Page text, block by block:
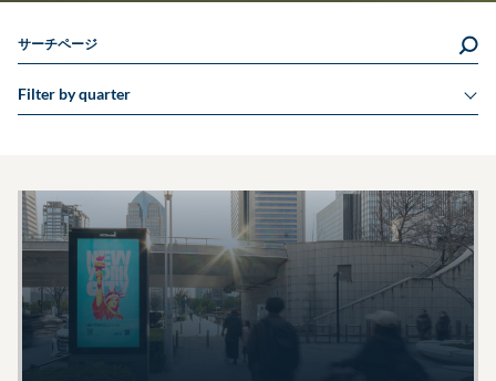
サーチページ
Filter by quarter